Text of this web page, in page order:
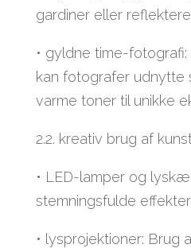
gardiner eller
• gyldne time-
kan fotografer udnytte
varme toner til unikke
2.2. kreativ brug af
• LED-lamper og
stemningsfulde
• lysprojektioner: Brug